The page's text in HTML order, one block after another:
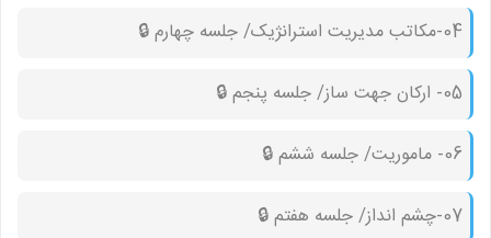
04-مکاتب مدیریت استرانژیک/ جلسه چهارم 🔒︎
05- ارکان جهت ساز/ جلسه پنجم 🔒︎
06- ماموریت/ جلسه ششم 🔒︎
07-چشم انداز/ جلسه هفتم 🔒︎